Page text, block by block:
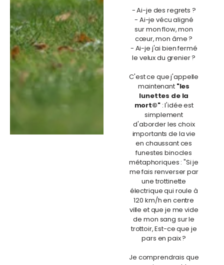
- Ai-je des regrets ?
- Ai-je vécu aligné
sur mon flow, mon
cœur, mon âme ?
- Ai-je j'ai bien fermé
le velux du grenier ?
C'est ce que j'appelle
maintenant "les
lunettes de la
mort©" : l'idée est
simplement
d'aborder les choix
importants de la vie
en chaussant ces
funestes binocles
métaphoriques : "Si je
me fais renverser par
une trottinette
électrique qui roule à
120 km/h en centre
ville et que je me vide
de mon sang sur le
trottoir, Est-ce que je
pars en paix ?
Je comprendrais que